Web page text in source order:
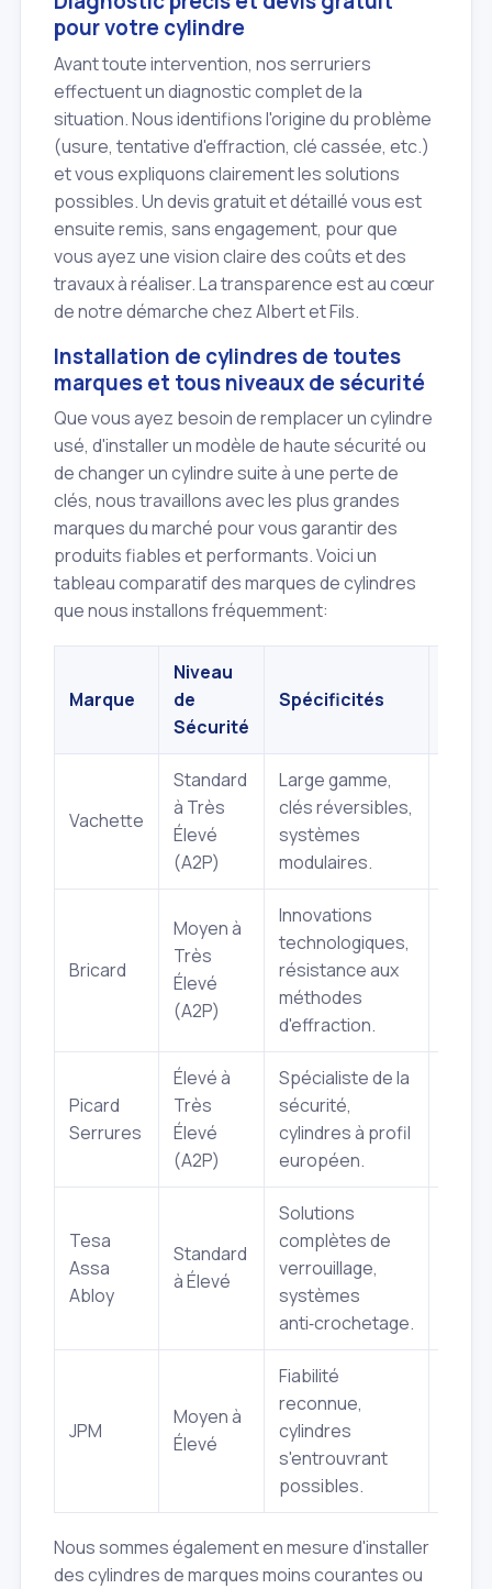
pour votre cylindre
Avant toute intervention, nos serruriers
effectuent un diagnostic complet de la
situation. Nous identifions l'origine du problème
(usure, tentative d'effraction, clé cassée, etc.)
et vous expliquons clairement les solutions
possibles. Un devis gratuit et détaillé vous est
ensuite remis, sans engagement, pour que
vous ayez une vision claire des coûts et des
travaux à réaliser. La transparence est au cœur
de notre démarche chez Albert et Fils.
Installation de cylindres de toutes
marques et tous niveaux de sécurité
Que vous ayez besoin de remplacer un cylindre
usé, d'installer un modèle de haute sécurité ou
de changer un cylindre suite à une perte de
clés, nous travaillons avec les plus grandes
marques du marché pour vous garantir des
produits fiables et performants. Voici un
tableau comparatif des marques de cylindres
que nous installons fréquemment:
Marque
Niveau
de
Sécurité
Spécificités
Vachette
Standard
à Très
Élevé
(A2P)
Large gamme,
clés réversibles,
systèmes
modulaires.
Bricard
Moyen à
Très
Élevé
(A2P)
Innovations
technologiques,
résistance aux
méthodes
d'effraction.
Picard
Serrures
Élevé à
Très
Élevé
(A2P)
Spécialiste de la
sécurité,
cylindres à profil
européen.
Tesa
Assa
Abloy
Standard
à Élevé
Solutions
complètes de
verrouillage,
systèmes
anti‑crochetage.
JPM
Moyen à
Élevé
Fiabilité
reconnue,
cylindres
s'entrouvrant
possibles.
Nous sommes également en mesure d'installer
des cylindres de marques moins courantes ou